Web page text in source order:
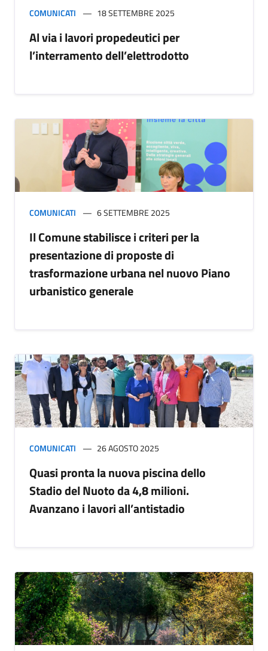
COMUNICATI 18 SETTEMBRE 2025
Al via i lavori propedeutici per
l’interramento dell’elettrodotto
COMUNICATI 6 SETTEMBRE 2025
Il Comune stabilisce i criteri per la
presentazione di proposte di
trasformazione urbana nel nuovo Piano
urbanistico generale
COMUNICATI 26 AGOSTO 2025
Quasi pronta la nuova piscina dello
Stadio del Nuoto da 4,8 milioni.
Avanzano i lavori all’antistadio